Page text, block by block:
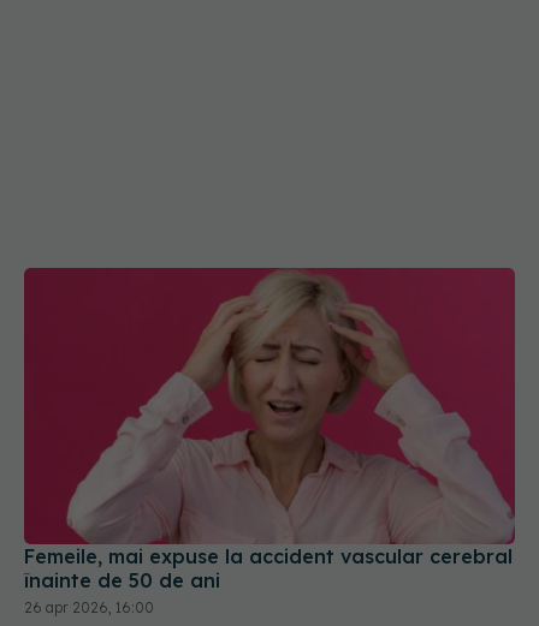
Femeile, mai expuse la accident vascular cerebral
înainte de 50 de ani
26 apr 2026, 16:00